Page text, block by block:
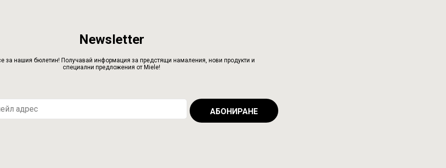
Newsletter
за нашия бюлетин! Получавай информация за предстящи намаления, нови продукти и
специални предложения от Miele!